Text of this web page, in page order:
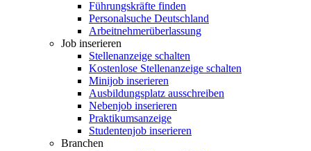
Führungskräfte finden
Personalsuche Deutschland
Arbeitnehmerüberlassung
Job inserieren
Stellenanzeige schalten
Kostenlose Stellenanzeige schalten
Minijob inserieren
Ausbildungsplatz ausschreiben
Nebenjob inserieren
Praktikumsanzeige
Studentenjob inserieren
Branchen